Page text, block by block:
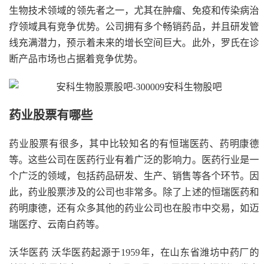
生物技术领域的领先者之一，尤其在肿瘤、免疫和传染病治
疗领域具有竞争优势。公司拥有多个畅销药品，并且研发管
线充满潜力，预示着未来的增长空间巨大。此外，罗氏在诊
断产品市场也占据着竞争优势。
药业股票有哪些
药业股票有很多，其中比较知名的有恒瑞医药、药明康德
等。这些公司在医药行业有着广泛的影响力。医药行业是一
个广泛的领域，包括药品研发、生产、销售等各个环节。因
此，药业股票涉及的公司也非常多。除了上述的恒瑞医药和
药明康德，还有众多其他的药业公司也在股市中交易，如迈
瑞医疗、云南白药等。
沃华医药 沃华医药起源于1959年，在山东省潍坊中药厂的